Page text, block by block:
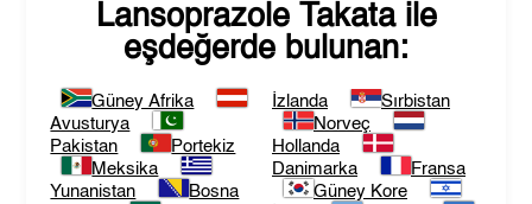
Lansoprazole Takataile
eşdeğerde bulunan:
Güney Afrika
Avusturya
Pakistan
Portekiz
Meksika
Yunanistan
Bosna
İzlanda
Sırbistan
Norveç
Hollanda
Danimarka
Fransa
Güney Kore